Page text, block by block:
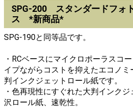
SPG-200 スタンダードフォ
ス *新商品*
SPG-190と同等品です。
・RCベースにマイクロポーラスコ
イプながらコストを抑えたエコノ
判インクジェットロール紙です。
・色再現性にすぐれた大判インク
沢ロール紙、速乾性。